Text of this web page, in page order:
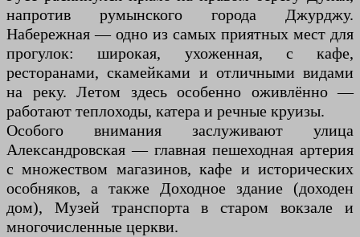
напротив румынского города Джурджу.
Набережная — одно из самых приятных мест для
прогулок: широкая, ухоженная, с кафе,
ресторанами, скамейками и отличными видами
на реку. Летом здесь особенно оживлённо —
работают теплоходы, катера и речные круизы.
Особого внимания заслуживают улица
Александровская — главная пешеходная артерия
с множеством магазинов, кафе и исторических
особняков, а также Доходное здание (доходен
дом), Музей транспорта в старом вокзале и
многочисленные церкви.